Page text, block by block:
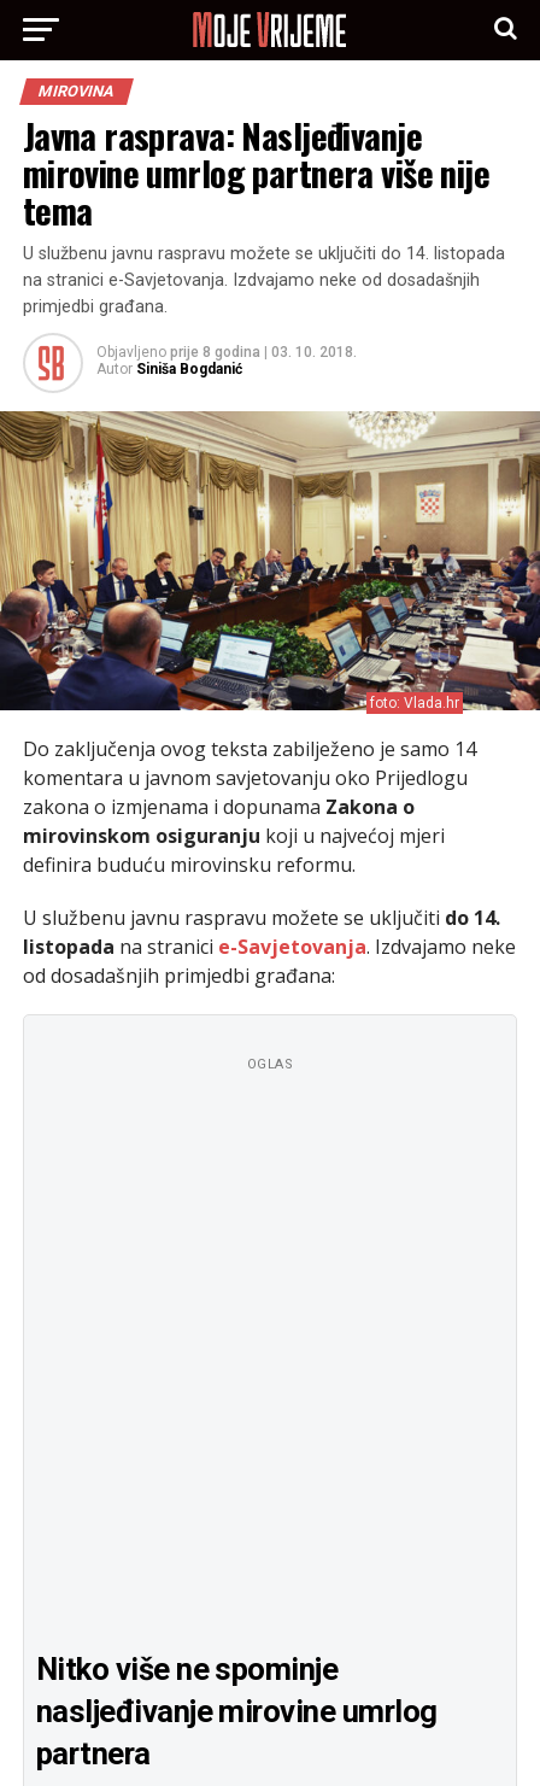
MIROVINA
Javna rasprava: Nasljeđivanje
mirovine umrlog partnera više nije
tema
U službenu javnu raspravu možete se uključiti do 14. listopada
na stranici e-Savjetovanja. Izdvajamo neke od dosadašnjih
primjedbi građana.
Objavljeno prije 8 godina
03. 10. 2018.
Autor Siniša Bogdanić
foto: Vlada.hr
Do zaključenja ovog teksta zabilježeno je samo 14
komentara u javnom savjetovanju oko Prijedlogu
zakona o izmjenama i dopunama Zakona o
mirovinskom osiguranju koji u najvećoj mjeri
definira buduću mirovinsku reformu.
U službenu javnu raspravu možete se uključiti do 14.
listopada na stranici e-Savjetovanja. Izdvajamo neke
od dosadašnjih primjedbi građana:
OGLAS
Nitko više ne spominje
nasljeđivanje mirovine umrlog
partnera